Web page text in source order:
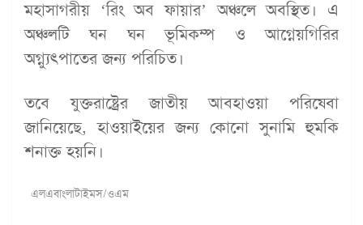
মহাসাগরীয় ‘রিং অব ফায়ার’ অঞ্চলে অবস্থিত। এ
অঞ্চলটি ঘন ঘন ভূমিকম্প ও আগ্নেয়গিরির
অগ্ন্যুৎপাতের জন্য পরিচিত।
তবে যুক্তরাষ্ট্রের জাতীয় আবহাওয়া পরিষেবা
জানিয়েছে, হাওয়াইয়ের জন্য কোনো সুনামি হুমকি
শনাক্ত হয়নি।
এলএবাংলাটাইমস/ওএম